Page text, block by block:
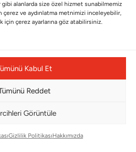
alanlarda size özel hizmet sunabilmemiz
çerez ve aydınlatma metnimizi inceleyebilir,
çerez ayarlarına göz atabilirsiniz.
Kabul Et
Reddet
Görüntüle
Gizlilik PolitikasıHakkımızda
Edin